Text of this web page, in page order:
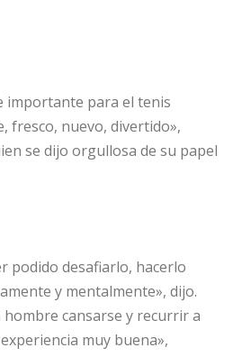
importante para el tenis
fresco, nuevo, divertido»,
se dijo orgullosa de su papel
podido desafiarlo, hacerlo
y mentalmente», dijo.
cansarse y recurrir a
muy buena»,